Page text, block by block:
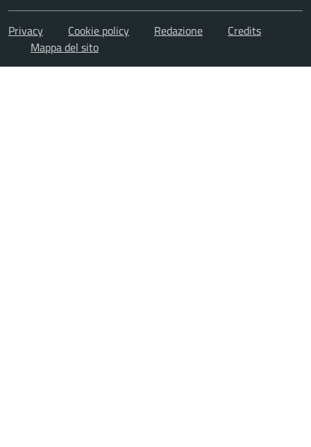
Privacy Cookie policy Redazione
Credits
Mappa del sito